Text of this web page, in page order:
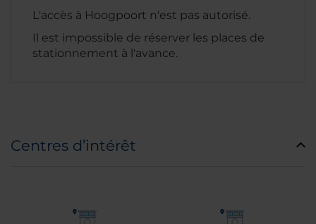
L'accès à Hoogpoort n'est pas autorisé.
Il est impossible de réserver les places de
stationnement à l'avance.
Centres d’intérêt